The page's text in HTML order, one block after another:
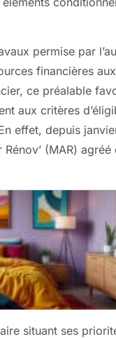
permise par
financières
ce préalable
aux critères
effet, depuis
(MAR)
situant ses